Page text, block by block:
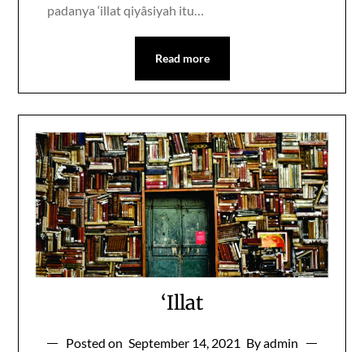
padanya ‘illat qiyâsiyah itu…
Read more
‘Illat
Posted on September 14, 2021 By admin